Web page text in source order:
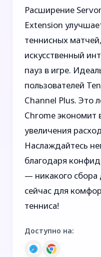
Расширение
Extension
теннисных
искусственный
пауз в игре.
пользователей
Channel Plus. Это
Chrome экономит
увеличения
Наслаждайтесь
благодаря
— никакого
сейчас для
тенниса!
Доступно на: